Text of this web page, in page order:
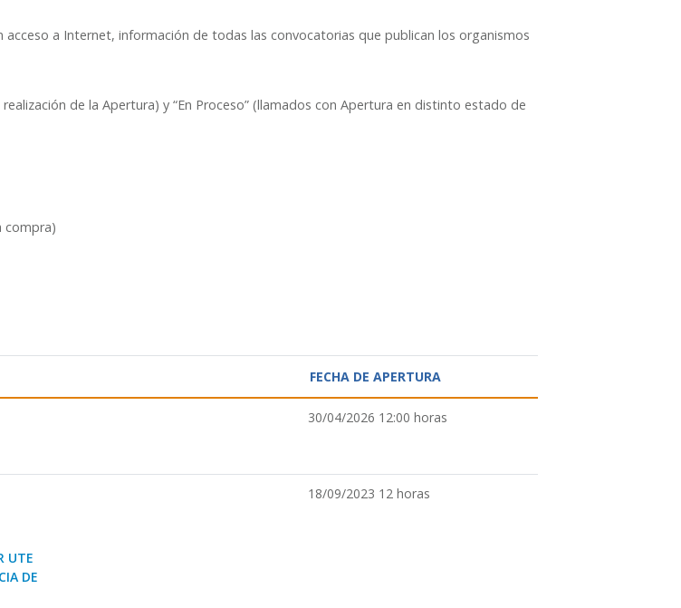
a Internet, información de todas las convocatorias que publican los organismos
de la Apertura) y “En Proceso” (llamados con Apertura en distinto estado de
compra)
FECHA DE APERTURA
30/04/2026 12:00 horas
UTE
DE
18/09/2023 12 horas